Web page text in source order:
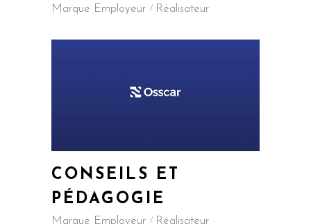
Marque Employeur Réalisateur
CONSEILS ET
PÉDAGOGIE
Marque Employeur Réalisateur